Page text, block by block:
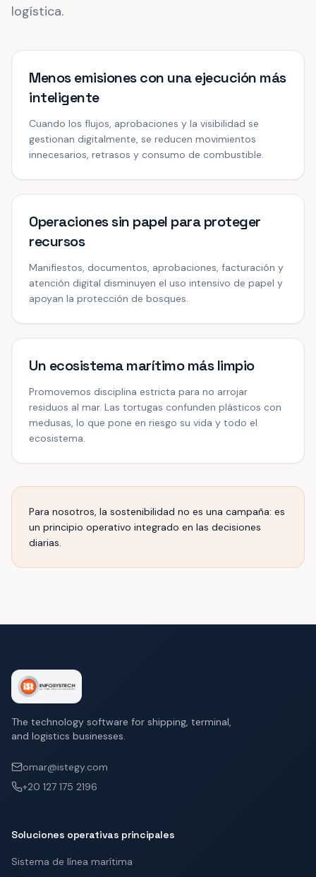
logística.
Menos emisiones con una ejecución más
inteligente
Cuando los flujos, aprobaciones y la visibilidad se
gestionan digitalmente, se reducen movimientos
innecesarios, retrasos y consumo de combustible.
Operaciones sin papel para proteger
recursos
Manifiestos, documentos, aprobaciones, facturación y
atención digital disminuyen el uso intensivo de papel y
apoyan la protección de bosques.
Un ecosistema marítimo más limpio
Promovemos disciplina estricta para no arrojar
residuos al mar. Las tortugas confunden plásticos con
medusas, lo que pone en riesgo su vida y todo el
ecosistema.
Para nosotros, la sostenibilidad no es una campaña: es
un principio operativo integrado en las decisiones
diarias.
The technology software for shipping, terminal,
and logistics businesses.
omar@istegy.com
+20 127 175 2196
Soluciones operativas principales
Sistema de línea marítima